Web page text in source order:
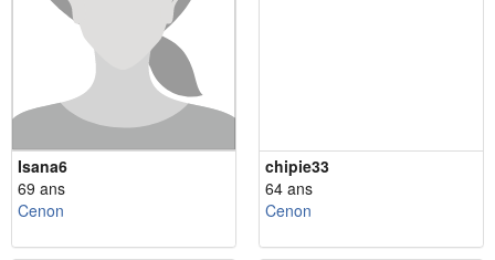
Isana6
69 ans
Cenon
chipie33
64 ans
Cenon